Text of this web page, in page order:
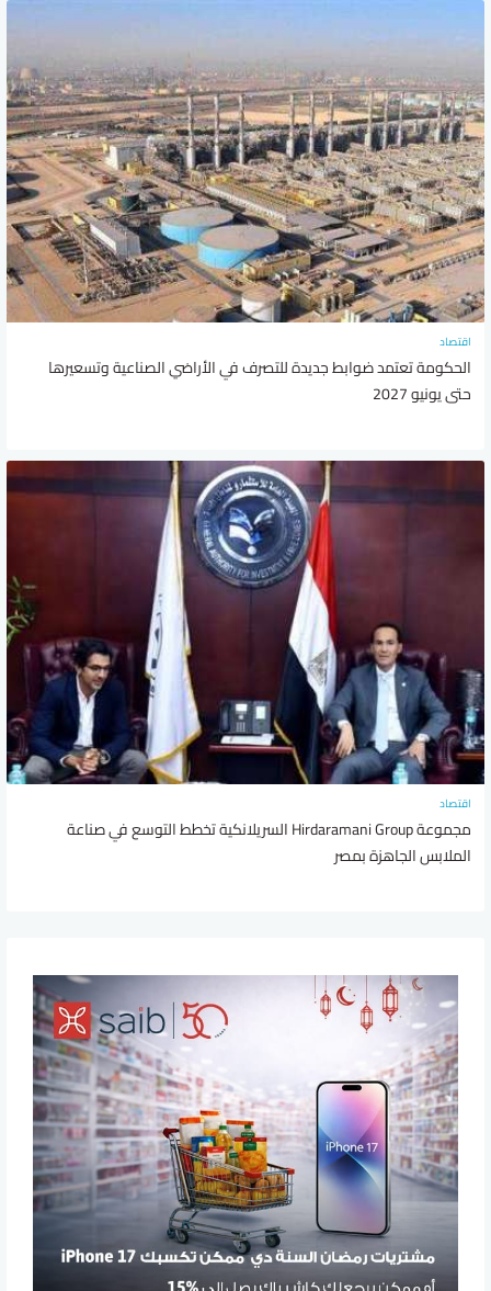
اقتصاد
الحكومة تعتمد ضوابط جديدة للتصرف في الأراضي الصناعية وتسعيرها
حتى يونيو 2027
اقتصاد
مجموعة Hirdaramani Group السريلانكية تخطط التوسع في صناعة
الملابس الجاهزة بمصر